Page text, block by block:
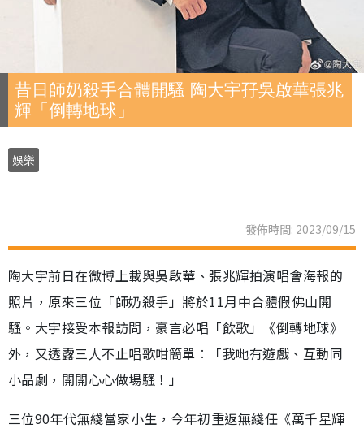
昔日師奶殺手合體開騷 陶大宇孖吳啟華張兆
輝「倒轉地球」
娛樂
發佈時間: 2023/09/15
陶大宇前日在微博上載與吳啟華、張兆輝拍演唱會海報的
照片，原來三位「師奶殺手」將於11月中合體假佛山開
騷。大宇接受本報訪問，豪言必唱「飲歌」《倒轉地球》
外，又透露三人不止唱歌咁簡單︰「我哋有遊戲、互動同
小品劇，開開心心做場騷！」
三位90年代無綫當家小生，今年初重返無綫任《萬千星輝